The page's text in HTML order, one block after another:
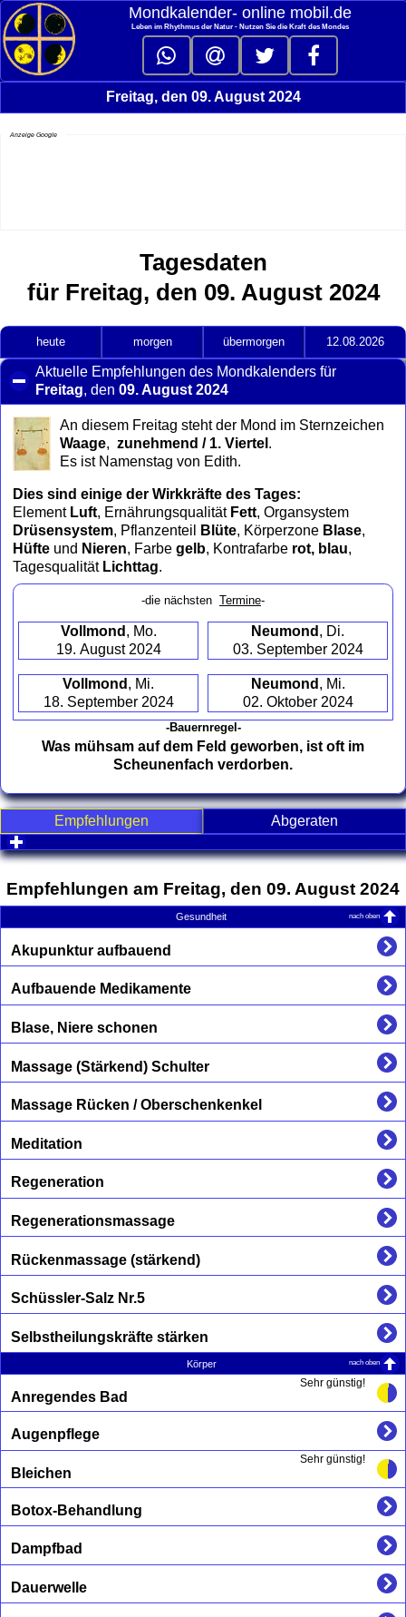
Mondkalender‑ online mobil.de
Leben im Rhythmus der Natur - Nutzen Sie die Kraft des Mondes
Freitag, den 09. August 2024
Anzeige Google
Tagesdaten
für Freitag, den 09. August 2024
heute morgen übermorgen 12.08.2026
Aktuelle Empfehlungen des Mondkalenders für
Freitag, den09. August 2024
to
collapse
contents
An diesem Freitag steht der Mond im Sternzeichen
Waage, zunehmend / 1. Viertel .
Es ist Namenstag von Edith.
Dies sind einige der Wirkkräfte des Tages:
Element Luft, Ernährungsqualität Fett, Organsystem
Drüsensystem, Pflanzenteil Blüte, Körperzone Blase,
Hüfte und Nieren, Farbe gelb, Kontrafarbe rot, blau,
Tagesqualität Lichttag.
-die nächsten Termine-
Vollmond , Mo.
19. August 2024
Neumond , Di.
03. September 2024
Vollmond , Mi.
18. September 2024
Neumond , Mi.
02. Oktober 2024
-Bauernregel-
Was mühsam auf dem Feld geworben, ist oft im
Scheunenfach verdorben.
Empfehlungen
Abgeraten
click to expand contents
Empfehlungen am Freitag, den 09. August 2024
Gesundheit nach oben
Akupunktur aufbauend
Aufbauende Medikamente
Blase, Niere schonen
Massage (Stärkend) Schulter
Massage Rücken / Oberschenkenkel
Meditation
Regeneration
Regenerationsmassage
Rückenmassage (stärkend)
Schüssler-Salz Nr.5
Selbstheilungskräfte stärken
Körper nach oben
Sehr günstig!
Anregendes Bad
Augenpflege
Sehr günstig!
Bleichen
Botox-Behandlung
Dampfbad
Dauerwelle